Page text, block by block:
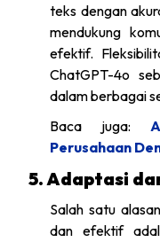
teks dengan
mendukung
efektif.
ChatGPT-4o
dalam berbagai
Baca juga:
Perusahaan
5. Adaptasi
Salah satu
dan efektif